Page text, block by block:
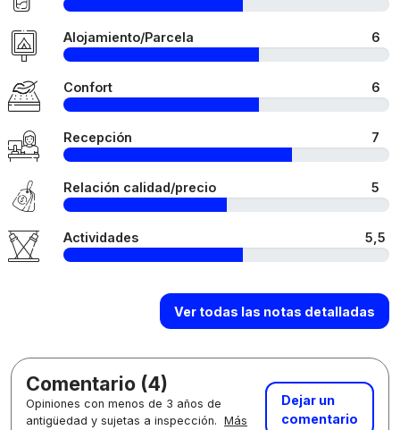
Alojamiento/Parcela 6
Confort 6
Recepción 7
Relación calidad/precio 5
Actividades 5,5
Ver todas las notas detalladas
Comentario (4)
Opiniones con menos de 3 años de
antigüedad y sujetas a inspección. Más
Dejar un
comentario